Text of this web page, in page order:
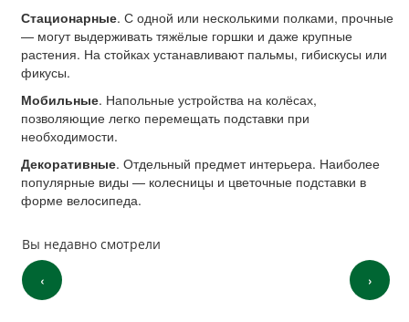
Стационарные. С одной или несколькими полками, прочные
— могут выдерживать тяжёлые горшки и даже крупные
растения. На стойках устанавливают пальмы, гибискусы или
фикусы.
Мобильные. Напольные устройства на колёсах,
позволяющие легко перемещать подставки при
необходимости.
Декоративные. Отдельный предмет интерьера. Наиболее
популярные виды — колесницы и цветочные подставки в
форме велосипеда.
Вы недавно смотрели
‹ ›